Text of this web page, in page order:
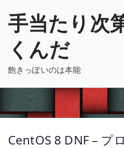
手当たり次
くんだ
飽きっぽいのは本能
CentOS 8 DNF – プ